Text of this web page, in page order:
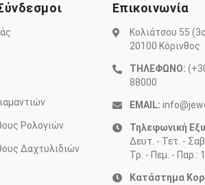
Ρολογιών
Δαχτυλιδιών
Επικοινωνία
Κολιάτσου 55
20100 Κόρινθος
ΤΗΛΕΦΩΝΟ:
88000
EMAIL:
Τηλεφωνική
Δευτ. - Τετ. -
Τρ. - Πεμ. - Παρ.:
Κατάστημα